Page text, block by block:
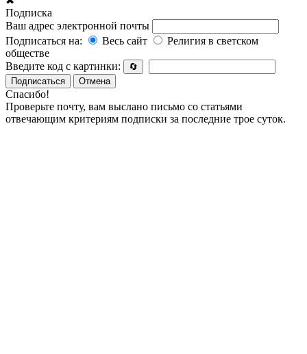
Подписка
Ваш адрес электронной почты
Подписаться на:
Весь сайт
Религия в светском
обществе
Введите код с картинки:
🔄
Подписаться
Отмена
Спасибо!
Проверьте почту, вам выслано письмо со статьями
отвечающим критериям подписки за последние трое суток.